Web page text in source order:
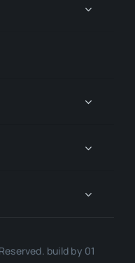
build by 01